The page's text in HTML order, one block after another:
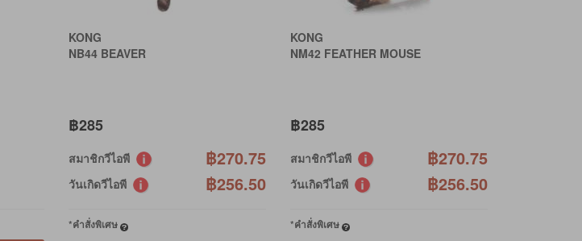
KONG
NB44 BEAVER
฿285
สมาชิกวีไอพี ฿270.75
วันเกิดวีไอพี ฿256.50
*คำสั่งพิเศษ
KONG
NM42 FEATHER MOUSE
฿285
สมาชิกวีไอพี ฿270.75
วันเกิดวีไอพี ฿256.50
*คำสั่งพิเศษ